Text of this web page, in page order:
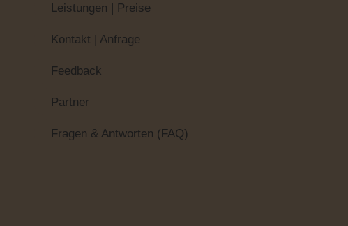
Leistungen | Preise
Kontakt | Anfrage
Feedback
Partner
Fragen & Antworten (FAQ)